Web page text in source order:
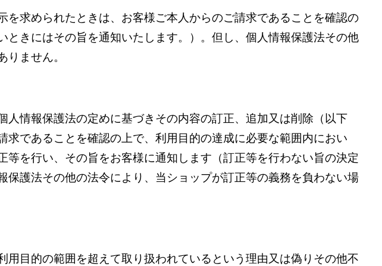
求められたときは、お客様ご本人からのご請求であることを確認の
きにはその旨を通知いたします。）。但し、個人情報保護法その他
ません。
情報保護法の定めに基づきその内容の訂正、追加又は削除（以下
求であることを確認の上で、利用目的の達成に必要な範囲内におい
を行い、その旨をお客様に通知します（訂正等を行わない旨の決定
護法その他の法令により、当ショップが訂正等の義務を負わない場
目的の範囲を超えて取り扱われているという理由又は偽りその他不